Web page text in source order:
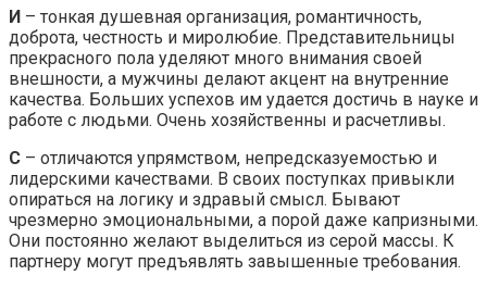
И – тонкая душевная организация, романтичность,
доброта, честность и миролюбие. Представительницы
прекрасного пола уделяют много внимания своей
внешности, а мужчины делают акцент на внутренние
качества. Больших успехов им удается достичь в науке и
работе с людьми. Очень хозяйственны и расчетливы.
С – отличаются упрямством, непредсказуемостью и
лидерскими качествами. В своих поступках привыкли
опираться на логику и здравый смысл. Бывают
чрезмерно эмоциональными, а порой даже капризными.
Они постоянно желают выделиться из серой массы. К
партнеру могут предъявлять завышенные требования.